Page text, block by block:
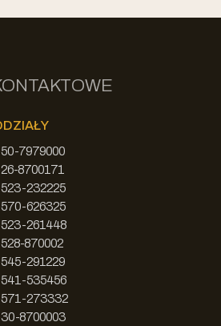
7979000
8700171
232225
626325
261448
870002
291229
535456
273332
8700003